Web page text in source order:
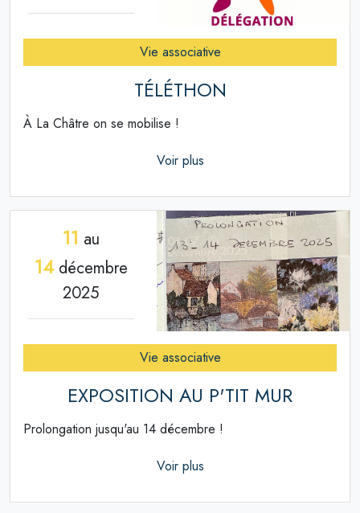
Vie associative
TÉLÉTHON
À La Châtre on se mobilise !
Voir plus
11 au
14décembre
2025
Vie associative
EXPOSITION AU P'TIT MUR
Prolongation jusqu'au 14 décembre !
Voir plus